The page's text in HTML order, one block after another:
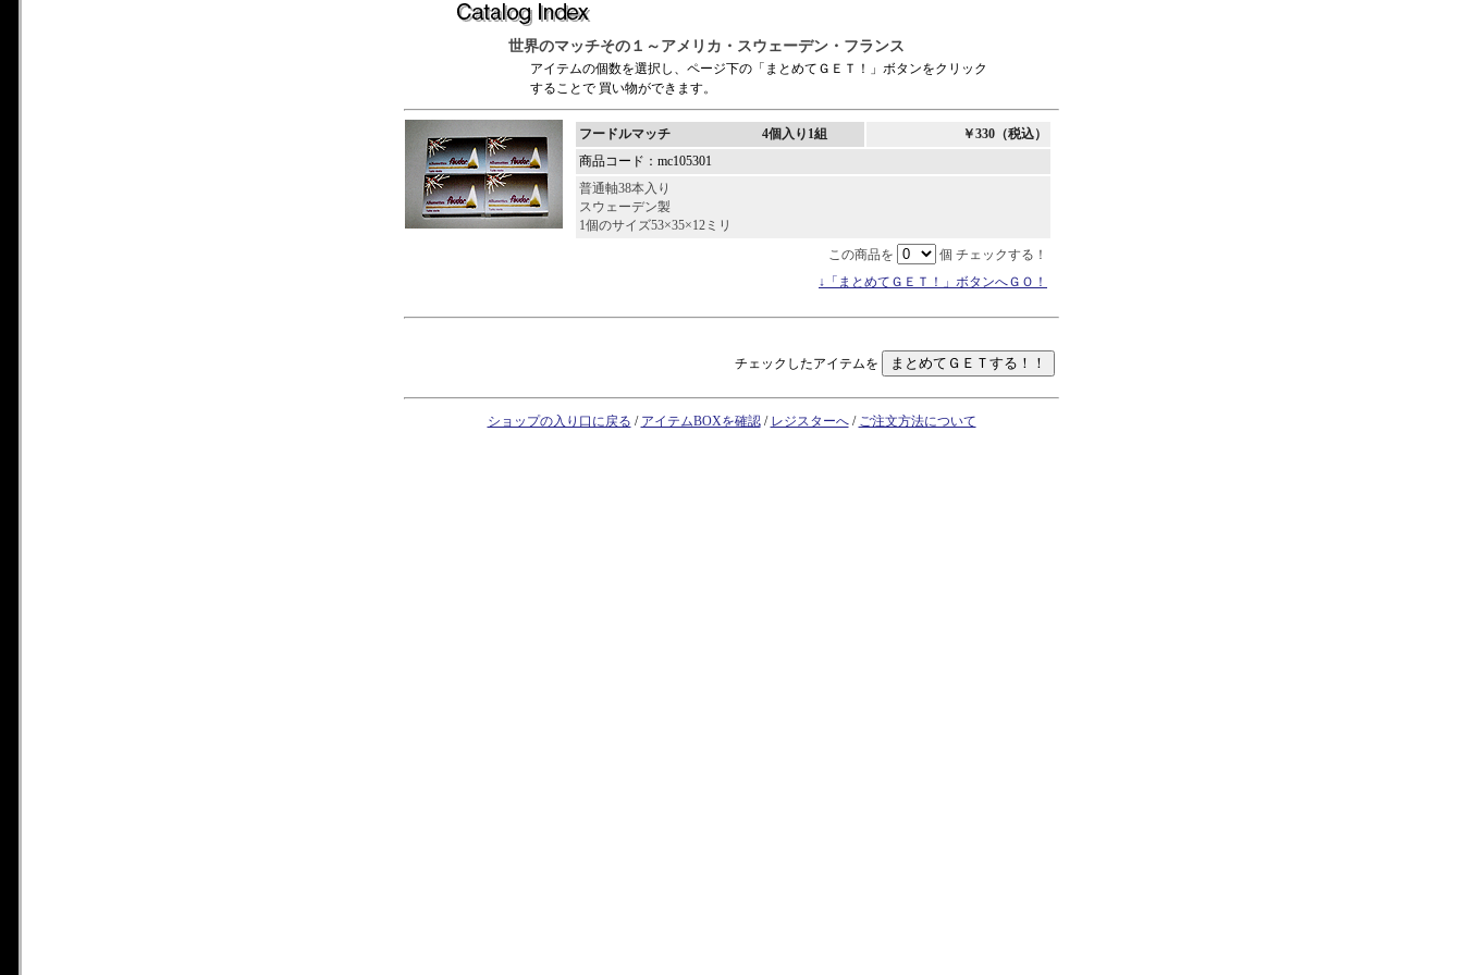
世界のマッチその１～アメリカ・スウェーデン・フランス
アイテムの個数を選択し、ページ下の「まとめてＧＥＴ！」ボタンをクリック
することで 買い物ができます。
フードルマッチ 4個入り1組
￥330（税込）
商品コード：mc105301
普通軸38本入り
スウェーデン製
1個のサイズ53×35×12ミリ
この商品を
個 チェックする！
↓「まとめてＧＥＴ！」ボタンへＧＯ！
チェックしたアイテムを
ショップの入り口に戻る / アイテムBOXを確認/ レジスターへ/ ご注文方法について